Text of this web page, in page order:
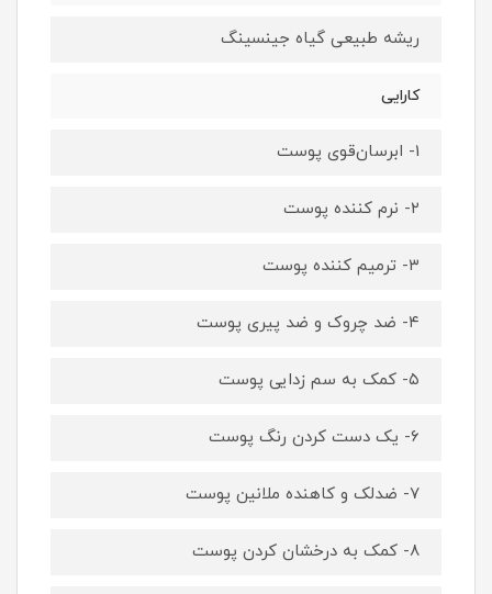
ریشه طبیعی گیاه جینسینگ
کارایی
1- ابرسان‌قوی پوست
۲- نرم کننده پوست
۳- ترمیم کننده پوست
۴- ضد چروک و ضد پیری پوست
۵- کمک به سم زدایی پوست
۶- یک دست کردن رنگ پوست
۷- ضدلک و کاهنده ملانین پوست
۸- کمک به درخشان کردن پوست